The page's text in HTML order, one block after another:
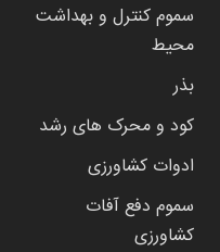
سموم کنترل و بهداشت
محیط
بذر
کود و محرک های رشد
ادوات کشاورزی
سموم دفع آفات
کشاورزی